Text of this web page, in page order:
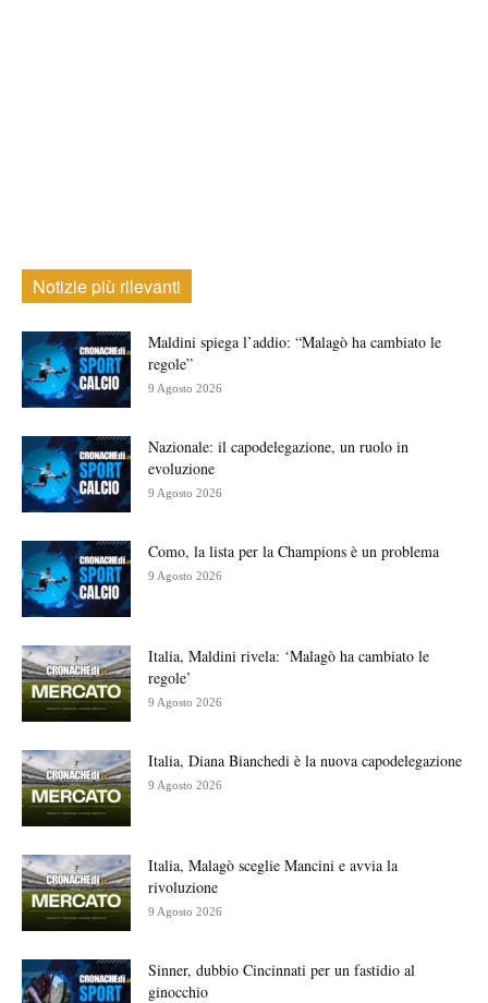
Notizie più rilevanti
Maldini spiega l’addio: “Malagò ha cambiato le
regole”
9 Agosto 2026
Nazionale: il capodelegazione, un ruolo in
evoluzione
9 Agosto 2026
Como, la lista per la Champions è un problema
9 Agosto 2026
Italia, Maldini rivela: ‘Malagò ha cambiato le
regole’
9 Agosto 2026
Italia, Diana Bianchedi è la nuova capodelegazione
9 Agosto 2026
Italia, Malagò sceglie Mancini e avvia la
rivoluzione
9 Agosto 2026
Sinner, dubbio Cincinnati per un fastidio al
ginocchio